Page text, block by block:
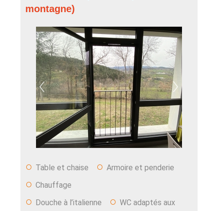
montagne)
‹ ›
○ Table et chaise ○ Armoire et penderie
○ Chauffage
○ Douche à l’italienne ○ WC adaptés aux